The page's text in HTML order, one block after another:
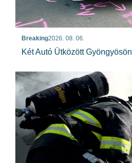
Breaking2026. 08. 06.
Két Autó Ütközött Gyöngyösön